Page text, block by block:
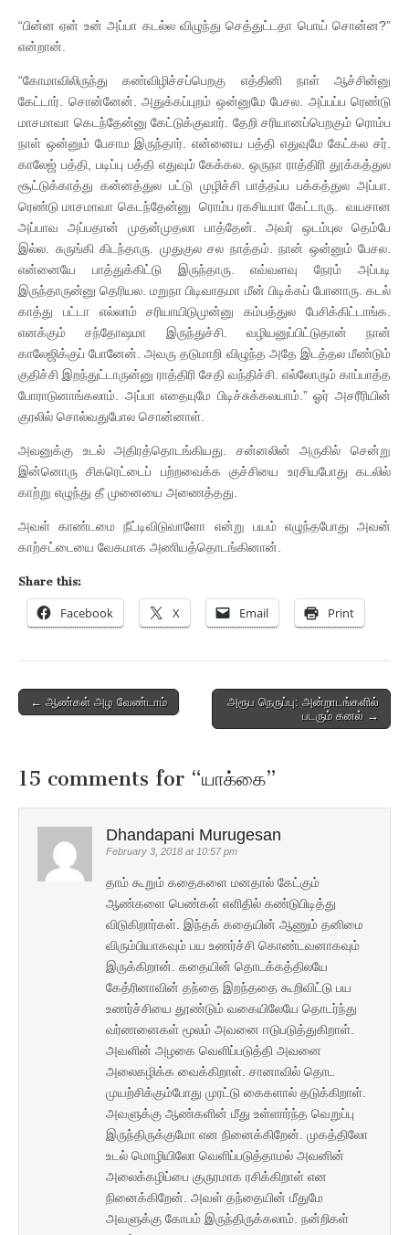
“பின்ன ஏன் உன் அப்பா கடல்ல விழுந்து செத்துட்டதா பொய் சொன்ன?”
என்றான்.
“கோமாவிலிருந்து கண்விழிச்சப்பெறகு எத்தினி நாள் ஆச்சின்னு
கேட்டார். சொன்னேன். அதுக்கப்புறம் ஒன்னுமே பேசல. அப்பப்ப ரெண்டு
மாசமாவா கெடந்தேன்னு கேட்டுக்குவார். தேறி சரியானப்பெறகும் ரொம்ப
நாள் ஒன்னும் பேசாம இருந்தார். என்னைய பத்தி எதுவுமே கேட்கல சர்.
காலேஜ் பத்தி, படிப்பு பத்தி எதுவும் கேக்கல. ஒருநா ராத்திரி தூக்கத்துல
சூட்டுக்காத்து கன்னத்துல பட்டு முழிச்சி பாத்தப்ப பக்கத்துல அப்பா.
ரெண்டு மாசமாவா கெடந்தேன்னு ரொம்ப ரகசியமா கேட்டாரு. வயசான
அப்பாவ அப்பதான் முதன்முதலா பாத்தேன். அவர் ஒடம்புல தெம்பே
இல்ல. சுருங்கி கிடந்தாரு. முதுகுல சல நாத்தம். நான் ஒன்னும் பேசல.
என்னையே பாத்துக்கிட்டு இருந்தாரு. எவ்வளவு நேரம் அப்படி
இருந்தாருன்னு தெரியல. மறுநா பிடிவாதமா மீன் பிடிக்கப் போனாரு. கடல்
காத்து பட்டா எல்லாம் சரியாயிடுமுன்னு கம்பத்துல பேசிக்கிட்டாங்க.
எனக்கும் சந்தோஷமா இருந்துச்சி. வழியனுப்பிட்டுதான் நான்
காலேஜிக்குப் போனேன். அவரு தடுமாறி விழுந்த அதே இடத்தல மீண்டும்
குதிச்சி இறந்துட்டாருன்னு ராத்திரி சேதி வந்திச்சி. எல்லோரும் காப்பாத்த
போராடுனாங்கலாம். அப்பா எதையுமே பிடிச்சுக்கலயாம்.” ஓர் அசரீரியின்
குரலில் சொல்வதுபோல சொன்னாள்.
அவனுக்கு உடல் அதிரத்தொடங்கியது. சன்னலின் அருகில் சென்று
இன்னொரு சிகரெட்டைப் பற்றவைக்க குச்சியை உரசியபோது கடலில்
காற்று எழுந்து தீ முனையை அணைத்தது.
அவள் காண்டமை நீட்டிவிடுவாளோ என்று பயம் எழுந்தபோது அவன்
காற்சட்டையை வேகமாக அணியத்தொடங்கினான்.
Share this:
Facebook X Email Print
Post
← ஆண்கள் அழ வேண்டாம்
அரூப நெருப்பு: அன்றாடங்களில்
படரும் கனல் →
15 comments for “யாக்கை”
Dhandapani Murugesan
February 3, 2018 at 10:57 pm
தாம் கூறும் கதைகளை மனதால் கேட்கும்
ஆண்களை பெண்கள் எளிதில் கண்டுபிடித்து
விடுகிறார்கள். இந்தக் கதையின் ஆணும் தனிமை
விரும்பியாகவும் பய உணர்ச்சி கொண்டவனாகவும்
இருக்கிறான். கதையின் தொடக்கத்திலயே
கேத்ரினாவின் தந்தை இறந்ததை கூறிவிட்டு பய
உணர்ச்சியை தூண்டும் வகையிலேயே தொடர்ந்து
வர்ணனைகள் மூலம் அவனை ஈடுபடுத்துகிறாள்.
அவளின் அழகை வெளிப்படுத்தி அவனை
அலைகழிக்க வைக்கிறாள். சானாவில் தொட
முயற்சிக்கும்போது முரட்டு கைகளால் தடுக்கிறாள்.
அவளுக்கு ஆண்களின் மீது உள்ளார்ந்த வெறுப்பு
இருந்திருக்குமோ என நினைக்கிறேன். முகத்திலோ
உடல் மொழியிலோ வெளிப்படுத்தாமல் அவனின்
அலைக்கழிப்பை குருரமாக ரசிக்கிறாள் என
நினைக்கிறேன். அவள் தந்தையின் மீதுமே
அவளுக்கு கோபம் இருந்திருக்கலாம். நன்றிகள்